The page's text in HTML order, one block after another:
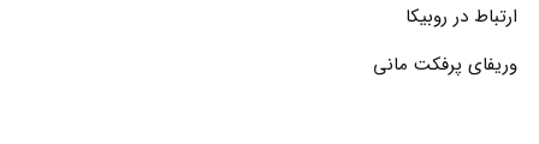
ارتباط در روبیکا
وریفای پرفکت مانی